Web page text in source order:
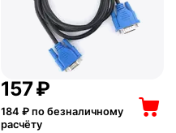
‍157‍₽
184 ₽ по безналичному
расчёту